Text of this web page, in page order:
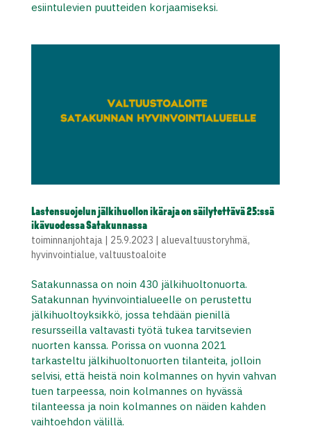
esiintulevien puutteiden korjaamiseksi.
Lastensuojelun jälkihuollon ikäraja on säilytettävä 25:ssä
ikävuodessa Satakunnassa
toiminnanjohtaja| 25.9.2023 | aluevaltuustoryhmä,
hyvinvointialue, valtuustoaloite
Satakunnassa on noin 430 jälkihuoltonuorta.
Satakunnan hyvinvointialueelle on perustettu
jälkihuoltoyksikkö, jossa tehdään pienillä
resursseilla valtavasti työtä tukea tarvitsevien
nuorten kanssa. Porissa on vuonna 2021
tarkasteltu jälkihuoltonuorten tilanteita, jolloin
selvisi, että heistä noin kolmannes on hyvin vahvan
tuen tarpeessa, noin kolmannes on hyvässä
tilanteessa ja noin kolmannes on näiden kahden
vaihtoehdon välillä.